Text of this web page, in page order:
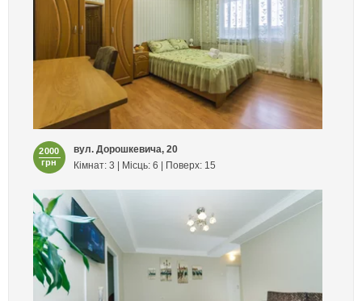
2000
грн
вул. Дорошкевича, 20
Кімнат: 3 | Місць: 6 | Поверх: 15